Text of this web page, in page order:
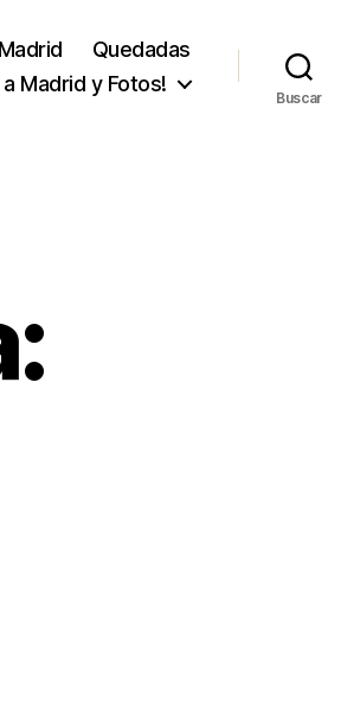
Quedadas
a Madrid y Fotos!
Buscar